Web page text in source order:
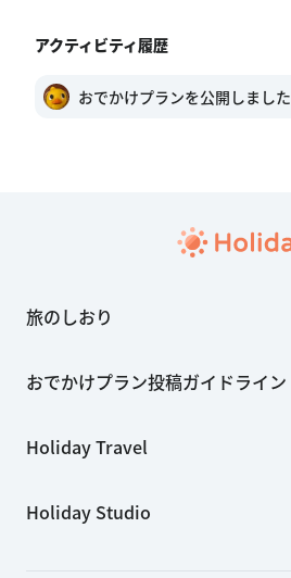
アクティビティ履歴
おでかけプランを公開しました
旅のしおり
おでかけプラン投稿ガイドライン
Holiday Travel
Holiday Studio